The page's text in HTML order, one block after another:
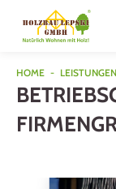
HOME - LEISTUNGEN